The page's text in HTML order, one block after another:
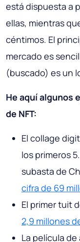
está dispuesta a
ellas, mientras
céntimos. El
mercado es
(buscado) es un
He aquí algunos
de NFT:
El collage
los primeros
subasta de
cifra de 69
El primer tuit
2,9 millones
La película